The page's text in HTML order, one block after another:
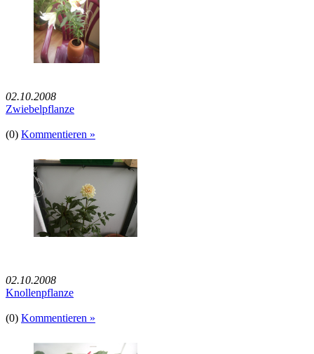
02.10.2008
Zwiebelpflanze
(0) Kommentieren »
02.10.2008
Knollenpflanze
(0) Kommentieren »